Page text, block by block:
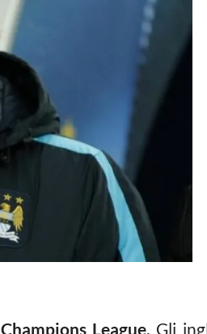
Champions League. Gli